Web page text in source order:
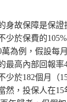
身故保障是保證
少於保費的
為例，假設每
最高內部回報
少於182個月（
然，投保人在15